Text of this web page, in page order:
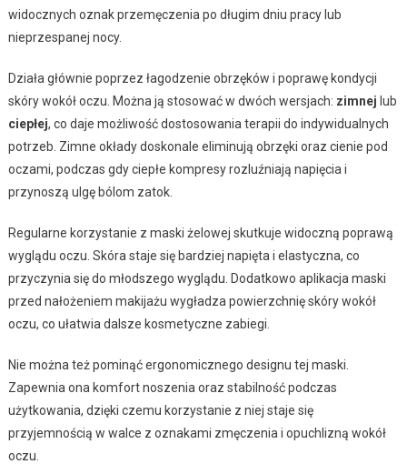
widocznych oznak przemęczenia po długim dniu pracy lub
nieprzespanej nocy.
Działa głównie poprzez łagodzenie obrzęków i poprawę kondycji
skóry wokół oczu. Można ją stosować w dwóch wersjach: zimnej lub
ciepłej, co daje możliwość dostosowania terapii do indywidualnych
potrzeb. Zimne okłady doskonale eliminują obrzęki oraz cienie pod
oczami, podczas gdy ciepłe kompresy rozluźniają napięcia i
przynoszą ulgę bólom zatok.
Regularne korzystanie z maski żelowej skutkuje widoczną poprawą
wyglądu oczu. Skóra staje się bardziej napięta i elastyczna, co
przyczynia się do młodszego wyglądu. Dodatkowo aplikacja maski
przed nałożeniem makijażu wygładza powierzchnię skóry wokół
oczu, co ułatwia dalsze kosmetyczne zabiegi.
Nie można też pominąć ergonomicznego designu tej maski.
Zapewnia ona komfort noszenia oraz stabilność podczas
użytkowania, dzięki czemu korzystanie z niej staje się
przyjemnością w walce z oznakami zmęczenia i opuchlizną wokół
oczu.